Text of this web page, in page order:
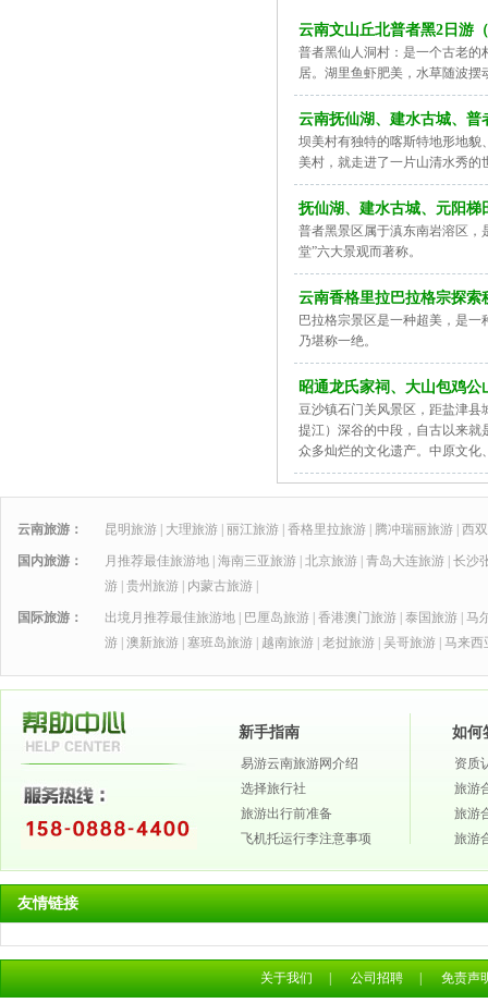
云南文山丘北普者黑2日游
普者黑仙人洞村：是一个古老的
居。湖里鱼虾肥美，水草随波摆
云南抚仙湖、建水古城、普
坝美村有独特的喀斯特地形地貌
美村，就走进了一片山清水秀的
抚仙湖、建水古城、元阳梯
普者黑景区属于滇东南岩溶区，
堂”六大景观而著称。
云南香格里拉巴拉格宗探索
巴拉格宗景区是一种超美，是
乃堪称一绝。
昭通龙氏家祠、大山包鸡
豆沙镇石门关风景区，距盐津县
提江）深谷的中段，自古以来就
众多灿烂的文化遗产。中原文化
云南旅游： 昆明旅游 大理旅游 丽江旅游 香格里拉旅游 腾冲瑞丽旅游 西
国内旅游： 月推荐最佳旅游地 海南三亚旅游 北京旅游 青岛大连旅游 长沙
游 贵州旅游 内蒙古旅游
国际旅游： 出境月推荐最佳旅游地 巴厘岛旅游 香港澳门旅游 泰国旅游 马
游 澳新旅游 塞班岛旅游 越南旅游 老挝旅游 吴哥旅游 马来西
新手指南
易游云南旅游网介绍
选择旅行社
旅游出行前准备
飞机托运行李注意事项
如何
资质
旅游
旅游
旅游
友情链接
关于我们 公司招聘 免责声